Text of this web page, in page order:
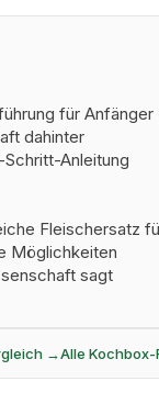
für Anfänger
dahinter
Anleitung
Fleischersatz
Möglichkeiten
sagt
→Alle